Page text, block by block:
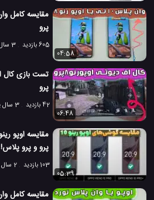
پرو
605 بازدید
3 سال پیش
04:58
پرو
42 بازدید
3 سال پیش
06:48
پرو و پرو پلاس!
103 بازدید
2 سال پیش
05:39